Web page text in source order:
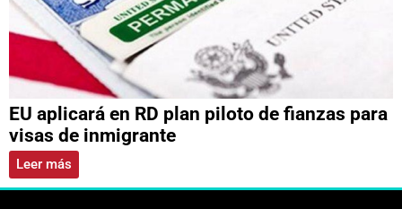
EU aplicará en RD plan piloto de fianzas para
visas de inmigrante
Leer más